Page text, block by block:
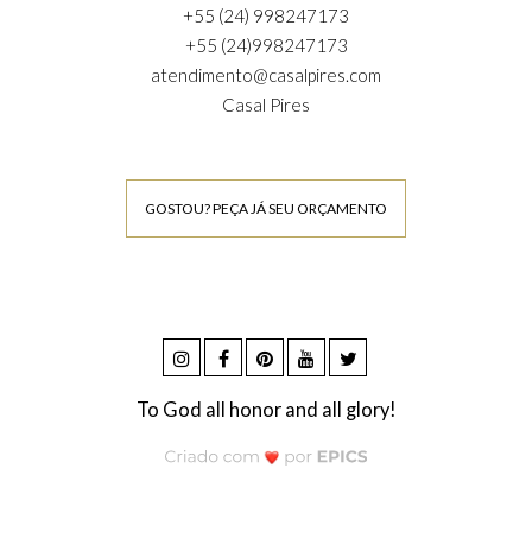
+55 (24) 998247173
+55 (24)998247173
atendimento@casalpires.com
Casal Pires
GOSTOU? PEÇA JÁ SEU ORÇAMENTO
To God all honor and all glory!